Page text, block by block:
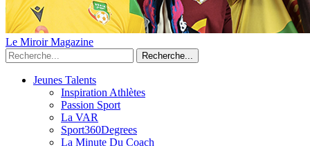
Le Miroir Magazine
Recherche...
Jeunes Talents
Inspiration Athlètes
Passion Sport
La VAR
Sport360Degrees
La Minute Du Coach